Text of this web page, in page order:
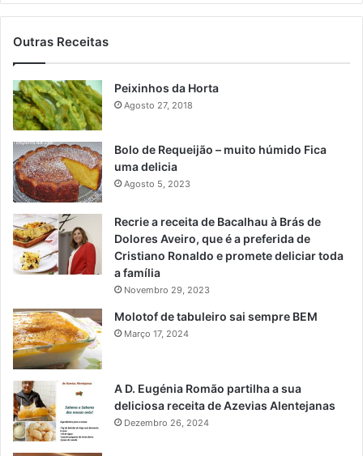
Outras Receitas
Peixinhos da Horta
Agosto 27, 2018
Bolo de Requeijão – muito húmido Fica
uma delicia
Agosto 5, 2023
Recrie a receita de Bacalhau à Brás de
Dolores Aveiro, que é a preferida de
Cristiano Ronaldo e promete deliciar toda
a família
Novembro 29, 2023
Molotof de tabuleiro sai sempre BEM
Março 17, 2024
A D. Eugénia Romão partilha a sua
deliciosa receita de Azevias Alentejanas
Dezembro 26, 2024